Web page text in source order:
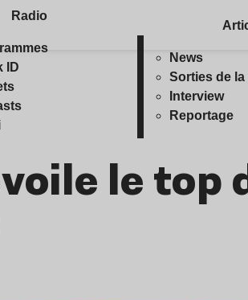
Radio
ID
News
Sorties de la
Interview
Reportage
le top